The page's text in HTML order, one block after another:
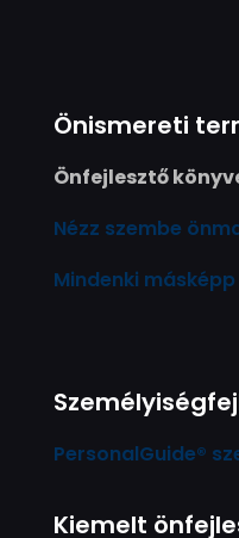
Önismereti
Önfejlesztő
Nézz szembe
Mindenki
PersonalGuide®
Kiemelt